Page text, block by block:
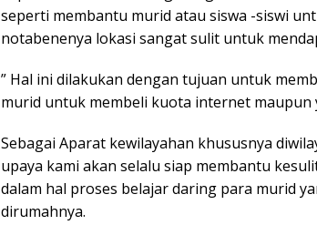
seperti membantu murid atau siswa -siswi
notabenenya lokasi sangat sulit untuk
” Hal ini dilakukan dengan tujuan untuk
murid untuk membeli kuota internet maupun
Sebagai Aparat kewilayahan khususnya
upaya kami akan selalu siap membantu
dalam hal proses belajar daring para murid
dirumahnya.